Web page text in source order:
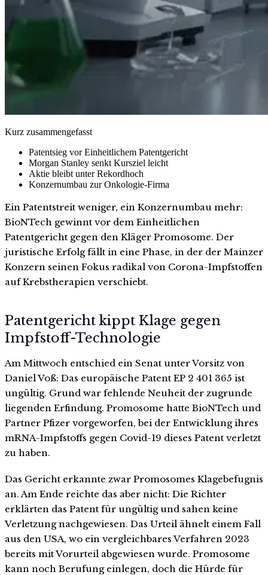
Kurz zusammengefasst
Patentsieg vor Einheitlichem Patentgericht
Morgan Stanley senkt Kursziel leicht
Aktie bleibt unter Rekordhoch
Konzernumbau zur Onkologie-Firma
Ein Patentstreit weniger, ein Konzernumbau mehr:
BioNTech gewinnt vor dem Einheitlichen
Patentgericht gegen den Kläger Promosome. Der
juristische Erfolg fällt in eine Phase, in der der Mainzer
Konzern seinen Fokus radikal von Corona-Impfstoffen
auf Krebstherapien verschiebt.
Patentgericht kippt Klage gegen
Impfstoff-Technologie
Am Mittwoch entschied ein Senat unter Vorsitz von
Daniel Voß: Das europäische Patent EP 2 401 365 ist
ungültig. Grund war fehlende Neuheit der zugrunde
liegenden Erfindung. Promosome hatte BioNTech und
Partner Pfizer vorgeworfen, bei der Entwicklung ihres
mRNA-Impfstoffs gegen Covid-19 dieses Patent verletzt
zu haben.
Das Gericht erkannte zwar Promosomes Klagebefugnis
an. Am Ende reichte das aber nicht: Die Richter
erklärten das Patent für ungültig und sahen keine
Verletzung nachgewiesen. Das Urteil ähnelt einem Fall
aus den USA, wo ein vergleichbares Verfahren 2023
bereits mit Vorurteil abgewiesen wurde. Promosome
kann noch Berufung einlegen, doch die Hürde für